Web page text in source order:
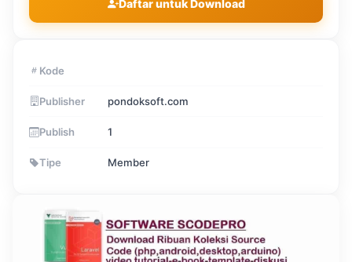
Daftar untuk Download
Kode
Publisher pondoksoft.com
Publish 1
Tipe Member